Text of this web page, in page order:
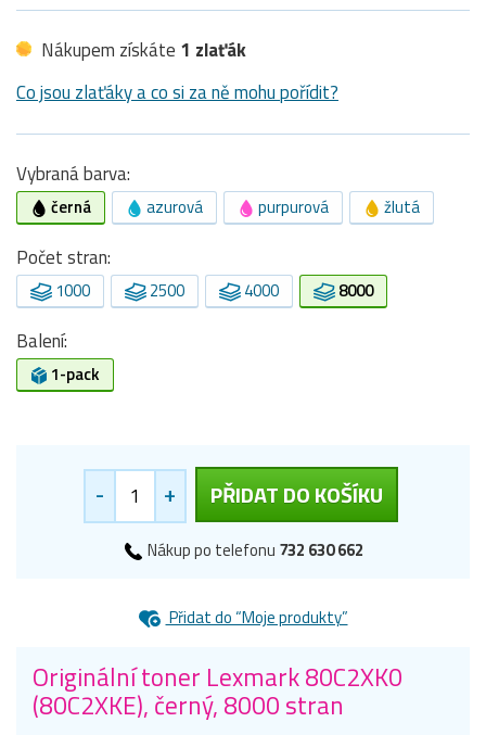
Nákupem získáte 1 zlaťák
Co jsou zlaťáky a co si za ně mohu pořídit?
Vybraná barva:
černá azurová purpurová žlutá
Počet stran:
1000 2500 4000 8000
Balení:
1-pack
- + PŘIDAT DO KOŠÍKU
Nákup po telefonu 732 630 662
Přidat do “Moje produkty”
Originální toner Lexmark 80C2XK0
(80C2XKE), černý, 8000 stran